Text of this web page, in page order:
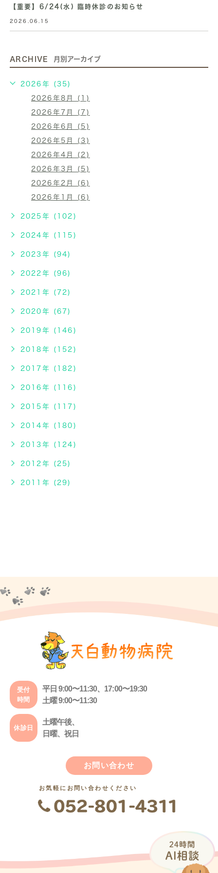
【重要】6/24(水) 臨時休診のお知らせ
2026.06.15
ARCHIVE 月別アーカイブ
2026年 (35)
2026年8月 (1)
2026年7月 (7)
2026年6月 (5)
2026年5月 (3)
2026年4月 (2)
2026年3月 (5)
2026年2月 (6)
2026年1月 (6)
2025年 (102)
2024年 (115)
2023年 (94)
2022年 (96)
2021年 (72)
2020年 (67)
2019年 (146)
2018年 (152)
2017年 (182)
2016年 (116)
2015年 (117)
2014年 (180)
2013年 (124)
2012年 (25)
2011年 (29)
受付
時間
平日 9:00〜11:30、17:00〜19:30
土曜 9:00〜11:30
休診日
土曜午後、
日曜、祝日
お問い合わせ
お気軽にお問い合わせください